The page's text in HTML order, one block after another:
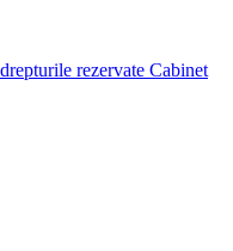
rezervate Cabinet